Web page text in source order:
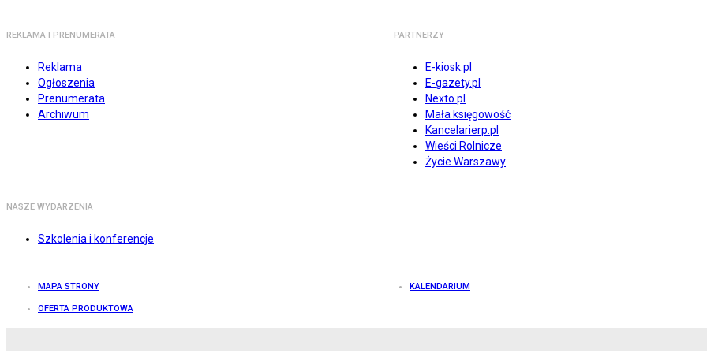
REKLAMA I PRENUMERATA
Reklama
Ogłoszenia
Prenumerata
Archiwum
PARTNERZY
E-kiosk.pl
E-gazety.pl
Nexto.pl
Mała księgowość
Kancelarierp.pl
Wieści Rolnicze
Życie Warszawy
NASZE WYDARZENIA
Szkolenia i konferencje
MAPA STRONY KALENDARIUM
OFERTA PRODUKTOWA